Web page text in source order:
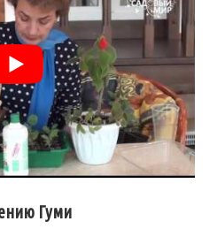
Гуми